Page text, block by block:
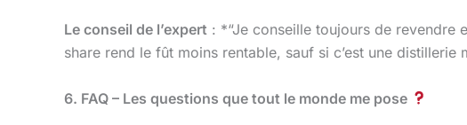
Le conseil de l’expert : *“Je conseille toujours de revendre
share rend le fût moins rentable, sauf si c’est une distillerie
6. FAQ – Les questions que tout le monde me pose